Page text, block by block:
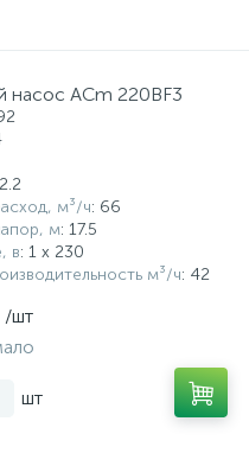
насос ACm 220BF3
м³/ч: 66
м: 17.5
в: 1 x 230
м³/ч: 42
/шт
шт